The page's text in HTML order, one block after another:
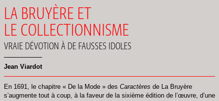
LA BRUYÈRE ET
LE COLLECTIONNISME
VRAIE DÉVOTION À DE FAUSSES IDOLES
Jean Viardot
En 1691, le chapitre « De la Mode » des Caractères de La Bruyère
s’augmente tout à coup, à la faveur de la sixième édition de l’œuvre, d’une